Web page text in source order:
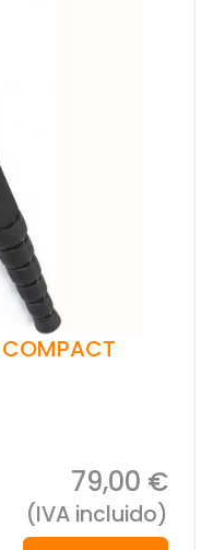
79,00 €
(IVA incluido)